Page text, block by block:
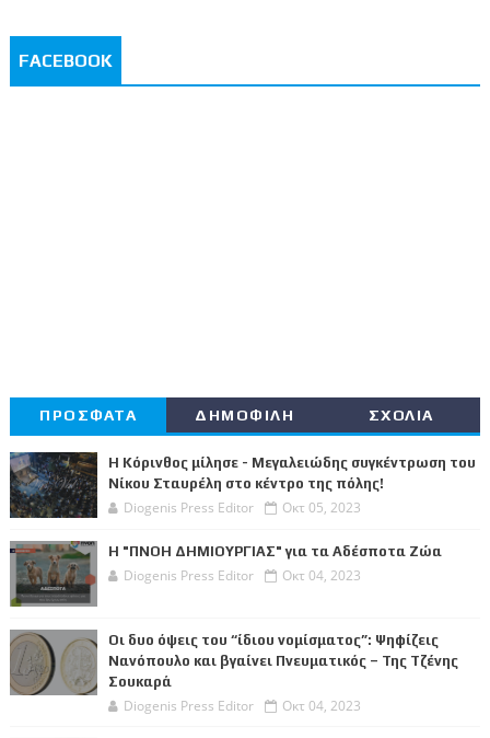
FACEBOOK
ΠΡΟΣΦΑΤΑ ΔΗΜΟΦΙΛΗ ΣΧΟΛΙΑ
Η Κόρινθος μίλησε - Μεγαλειώδης συγκέντρωση του
Νίκου Σταυρέλη στο κέντρο της πόλης!
Diogenis Press Editor Οκτ 05, 2023
Η "ΠΝΟΗ ΔΗΜΙΟΥΡΓΙΑΣ" για τα Αδέσποτα Ζώα
Diogenis Press Editor Οκτ 04, 2023
Οι δυο όψεις του “ίδιου νομίσματος”: Ψηφίζεις
Νανόπουλο και βγαίνει Πνευματικός – Της Τζένης
Σουκαρά
Diogenis Press Editor Οκτ 04, 2023